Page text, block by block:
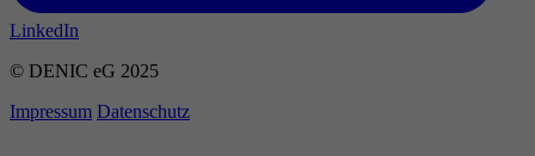
LinkedIn
© DENIC eG 2025
Impressum Datenschutz